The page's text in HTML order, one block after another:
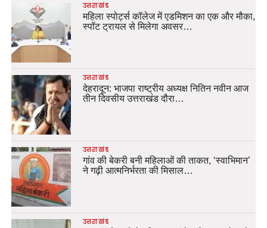
उत्तराखंड
महिला स्पोर्ट्स कॉलेज में एडमिशन का एक और मौका,
स्पॉट ट्रायल से मिलेगा अवसर…
उत्तराखंड
देहरादून: भाजपा राष्ट्रीय अध्यक्ष नितिन नवीन आज
तीन दिवसीय उत्तराखंड दौरा…
उत्तराखंड
गांव की बेकरी बनी महिलाओं की ताकत, ‘स्वाभिमान’
ने गढ़ी आत्मनिर्भरता की मिसाल…
उत्तराखंड